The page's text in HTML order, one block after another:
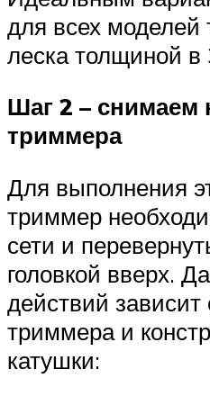
для всех моделей
леска толщиной
Шаг 2 – снимаем
триммера
Для выполнения
триммер
сети и
головкой вверх.
действий зависит
триммера и
катушки: